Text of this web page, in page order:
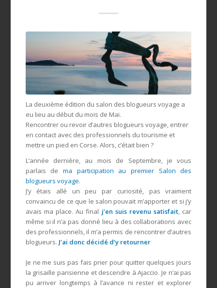
La deuxième édition du salon des blogueurs voyage a
eu lieu au début du mois de Mai.
Rencontrer ou revoir d’autres blogueurs voyage, entrer
en contact avec des professionnels du tourisme et
mettre un pied en Corse. Alors, c’était bien ?
L’année dernière, au mois de Septembre, je vous
parlais de ma participation au premier Salon des
blogueurs voyage.
J’y étais allé un peu par curiosité, pas vraiment
convaincu de ce que le salon pouvait m’apporter et si j’y
avais ma place. Au final j’en suis revenu satisfait, car
même si il n’a pas donné lieu à des collaborations avec
des professionnels, il m’a permis de rencontrer d’autres
blogueurs. J’ai donc décidé d’y retourner
Je ne me suis pas fais prier pour quitter quelques jours
la grisaille parisienne et descendre à Ajaccio. Je n’ai pas
pu arriver longtemps à l’avance ni rester et explorer